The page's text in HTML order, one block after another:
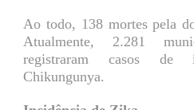
Ao todo, 138 mortes pela
Atualmente, 2.281
registraram casos de
Chikungunya.